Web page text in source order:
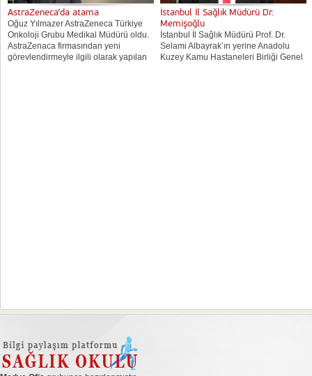
AstraZeneca’da atama
Oğuz Yılmazer AstraZeneca Türkiye
Onkoloji Grubu Medikal Müdürü oldu.
AstraZenaca firmasından yeni
görevlendirmeyle ilgili olarak yapılan
İstanbul İl Sağlık Müdürü Dr.
Memişoğlu
İstanbul İl Sağlık Müdürü Prof. Dr.
Selami Albayrak’ın yerine Anadolu
Kuzey Kamu Hastaneleri Birliği Genel